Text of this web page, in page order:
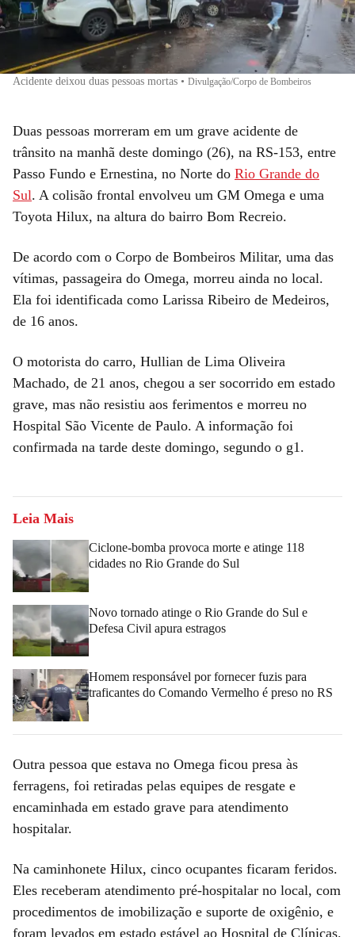
Acidente deixou duas pessoas mortas • Divulgação/Corpo de Bombeiros
Duas pessoas morreram em um grave acidente de
trânsito na manhã deste domingo (26), na RS-153, entre
Passo Fundo e Ernestina, no Norte do Rio Grande do
Sul. A colisão frontal envolveu um GM Omega e uma
Toyota Hilux, na altura do bairro Bom Recreio.
De acordo com o Corpo de Bombeiros Militar, uma das
vítimas, passageira do Omega, morreu ainda no local.
Ela foi identificada como Larissa Ribeiro de Medeiros,
de 16 anos.
O motorista do carro, Hullian de Lima Oliveira
Machado, de 21 anos, chegou a ser socorrido em estado
grave, mas não resistiu aos ferimentos e morreu no
Hospital São Vicente de Paulo. A informação foi
confirmada na tarde deste domingo, segundo o g1.
Leia Mais
Ciclone-bomba provoca morte e atinge 118
cidades no Rio Grande do Sul
Novo tornado atinge o Rio Grande do Sul e
Defesa Civil apura estragos
Homem responsável por fornecer fuzis para
traficantes do Comando Vermelho é preso no RS
Outra pessoa que estava no Omega ficou presa às
ferragens, foi retiradas pelas equipes de resgate e
encaminhada em estado grave para atendimento
hospitalar.
Na caminhonete Hilux, cinco ocupantes ficaram feridos.
Eles receberam atendimento pré-hospitalar no local, com
procedimentos de imobilização e suporte de oxigênio, e
foram levados em estado estável ao Hospital de Clínicas.